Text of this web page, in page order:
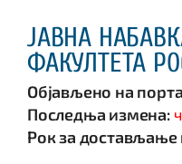
ЈАВНА
ФАКУЛТЕТА
Објављено на
Последња измена:
Рок за достављање